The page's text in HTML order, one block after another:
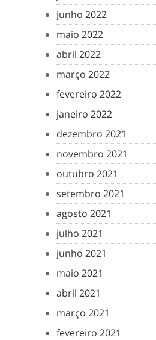
junho 2022
maio 2022
abril 2022
março 2022
fevereiro 2022
janeiro 2022
dezembro 2021
novembro 2021
outubro 2021
setembro 2021
agosto 2021
julho 2021
junho 2021
maio 2021
abril 2021
março 2021
fevereiro 2021